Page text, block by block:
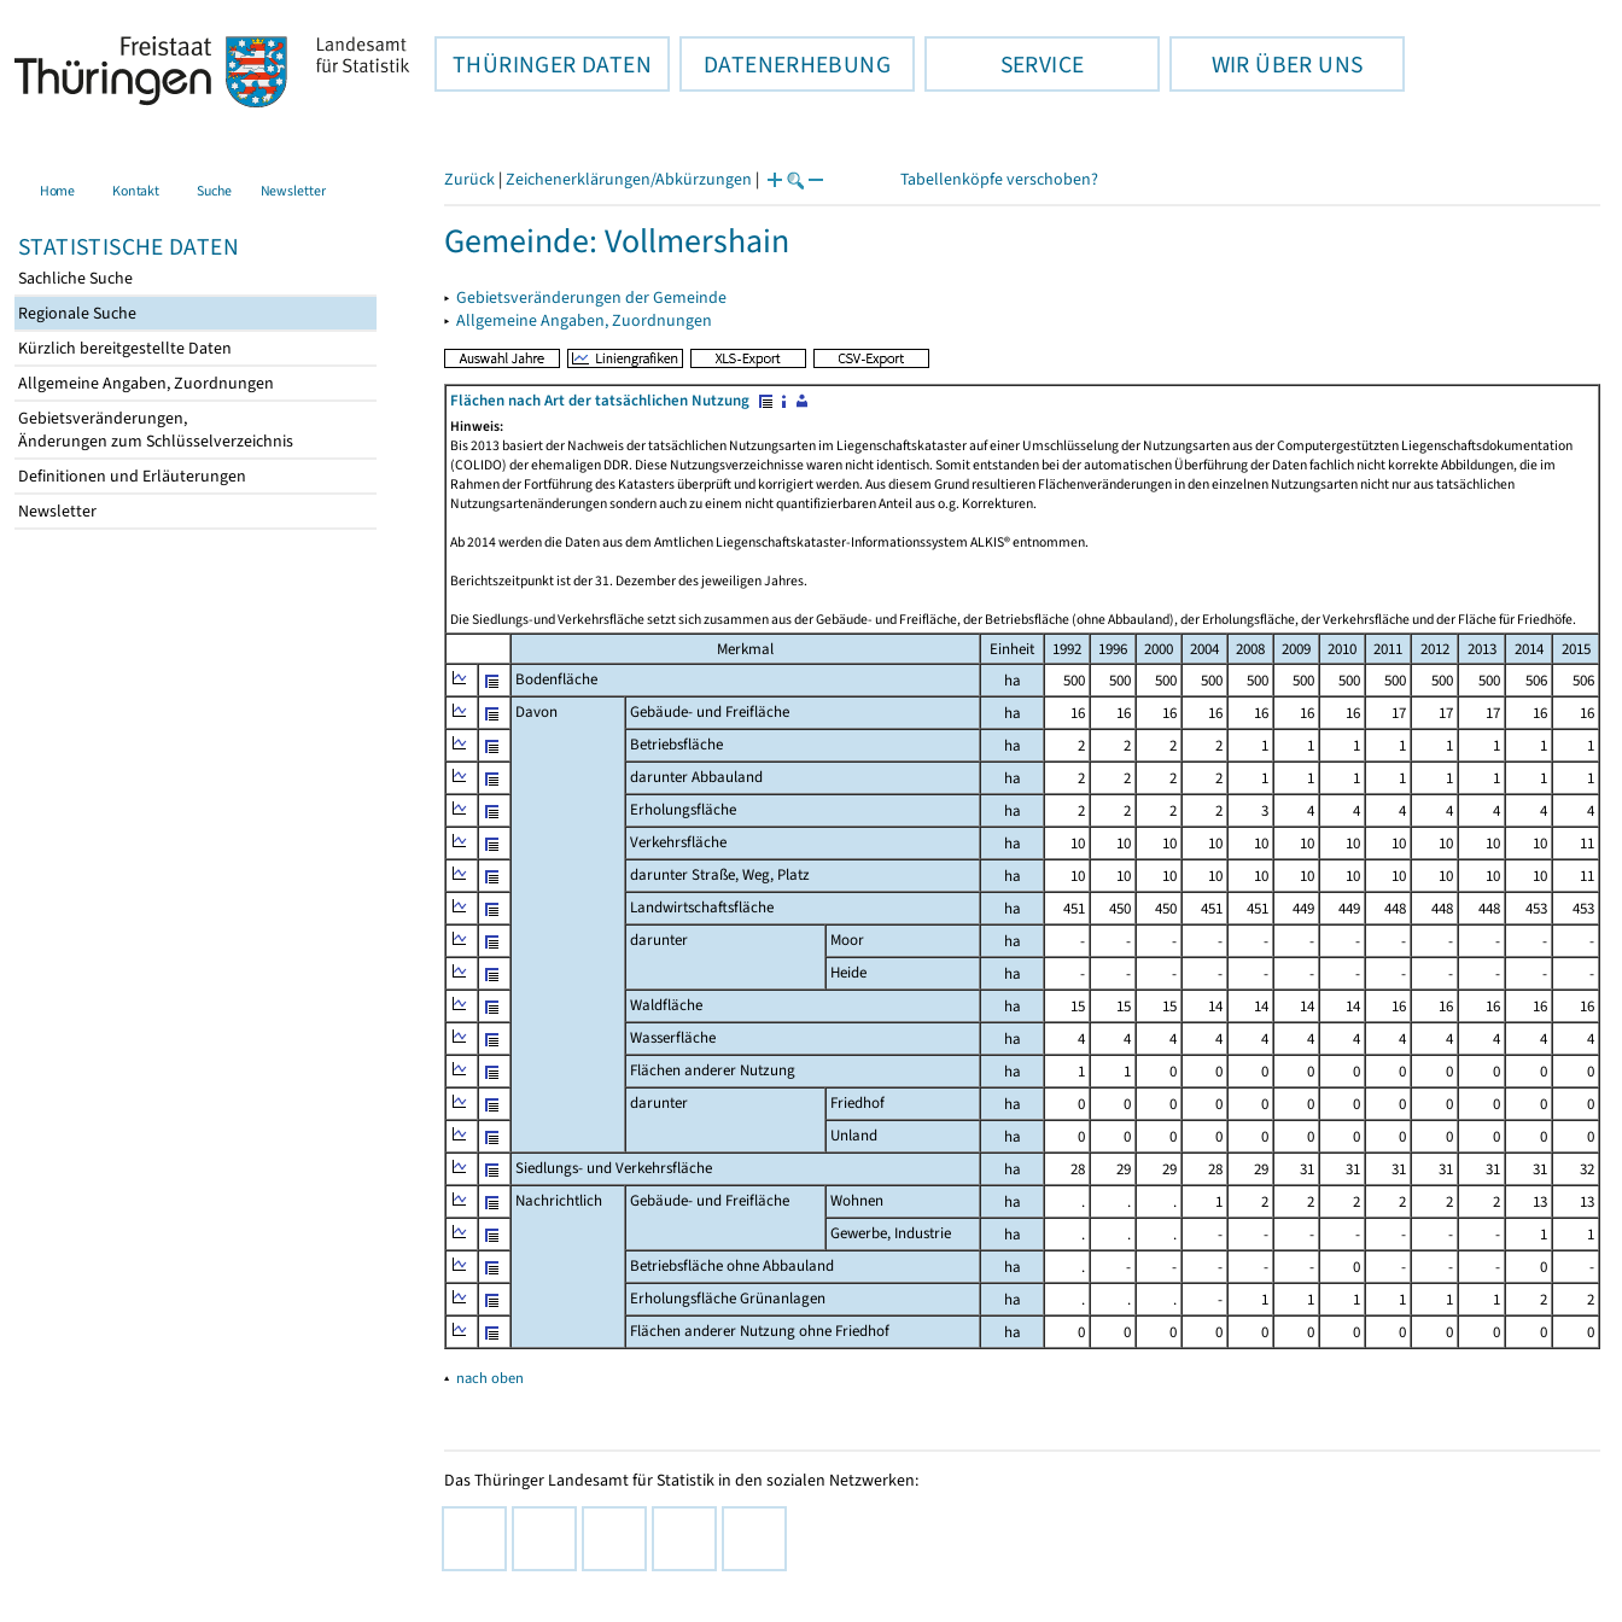
THÜRINGER DATEN DATENERHEBUNG SERVICE WIR ÜBER UNS
Home Kontakt Suche Newsletter
STATISTISCHE DATEN
Sachliche Suche
Regionale Suche
Kürzlich bereitgestellte Daten
Allgemeine Angaben, Zuordnungen
Gebietsveränderungen,
Änderungen zum Schlüsselverzeichnis
Definitionen und Erläuterungen
Newsletter
Zurück | Zeichenerklärungen/Abkürzungen | Tabellenköpfe verschoben?
Gemeinde: Vollmershain
▸ Gebietsveränderungen der Gemeinde
▸ Allgemeine Angaben, Zuordnungen
Flächen nach Art der tatsächlichen Nutzung
Hinweis:
Bis 2013 basiert der Nachweis der tatsächlichen Nutzungsarten im Liegenschaftskataster auf einer Umschlüsselung der Nutzungsarten aus der Computergestützten Liegenschaftsdokumentation
(COLIDO) der ehemaligen DDR. Diese Nutzungsverzeichnisse waren nicht identisch. Somit entstanden bei der automatischen Überführung der Daten fachlich nicht korrekte Abbildungen, die im
Rahmen der Fortführung des Katasters überprüft und korrigiert werden. Aus diesem Grund resultieren Flächenveränderungen in den einzelnen Nutzungsarten nicht nur aus tatsächlichen
Nutzungsartenänderungen sondern auch zu einem nicht quantifizierbaren Anteil aus o.g. Korrekturen.
Ab 2014 werden die Daten aus dem Amtlichen Liegenschaftskataster-Informationssystem ALKIS® entnommen.
Berichtszeitpunkt ist der 31. Dezember des jeweiligen Jahres.
Die Siedlungs-und Verkehrsfläche setzt sich zusammen aus der Gebäude- und Freifläche, der Betriebsfläche (ohne Abbauland), der Erholungsfläche, der Verkehrsfläche und der Fläche für Friedhöfe.
Merkmal Einheit 1992 1996 2000 2004 2008 2009 2010 2011 2012 2013 2014
2015
Bodenfläche
ha 500 500 500 500 500 500 500 500 500 500 506
506
Davon
Gebäude- und Freifläche ha 16 16 16 16 16 16 16 17 17 17 16
16
Betriebsfläche
ha 2 2 2 2 1 1 1 1 1 1 1
1
darunter Abbauland
ha 2 2 2 2 1 1 1 1 1 1 1
1
Erholungsfläche
ha 2 2 2 2 3 4 4 4 4 4 4
4
Verkehrsfläche
ha 10 10 10 10 10 10 10 10 10 10 10
11
darunter Straße, Weg, Platz
ha 10 10 10 10 10 10 10 10 10 10 10
11
Landwirtschaftsfläche
ha 451 450 450 451 451 449 449 448 448 448 453
453
darunter
Moor ha - - - - - - - - - - -
-
Heide
ha - - - - - - - - - - -
-
Waldfläche
ha 15 15 15 14 14 14 14 16 16 16 16
16
Wasserfläche
ha 4 4 4 4 4 4 4 4 4 4 4
4
Flächen anderer Nutzung
ha 1 1 0 0 0 0 0 0 0 0 0
0
darunter
Friedhof ha 0 0 0 0 0 0 0 0 0 0 0
0
Unland
ha 0 0 0 0 0 0 0 0 0 0 0
0
Siedlungs- und Verkehrsfläche
ha 28 29 29 28 29 31 31 31 31 31 31
32
Nachrichtlich
Gebäude- und Freifläche Wohnen ha . . . 1 2 2 2 2 2 2 13
13
Gewerbe, Industrie
ha . . . - - - - - - - 1
1
Betriebsfläche ohne Abbauland
ha . - - - - - 0 - - - 0
-
Erholungsfläche Grünanlagen
ha . . . - 1 1 1 1 1 1 2
2
Flächen anderer Nutzung ohne Friedhof
ha 0 0 0 0 0 0 0 0 0 0 0 0
▴ nach oben
Das Thüringer Landesamt für Statistik in den sozialen Netzwerken: